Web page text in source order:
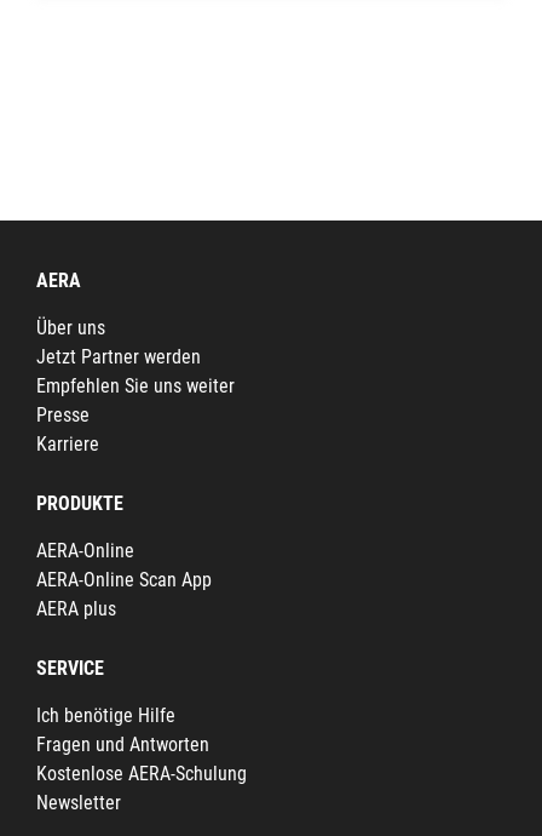
AERA
Über uns
Jetzt Partner werden
Empfehlen Sie uns weiter
Presse
Karriere
PRODUKTE
AERA-Online
AERA-Online Scan App
AERA plus
SERVICE
Ich benötige Hilfe
Fragen und Antworten
Kostenlose AERA-Schulung
Newsletter